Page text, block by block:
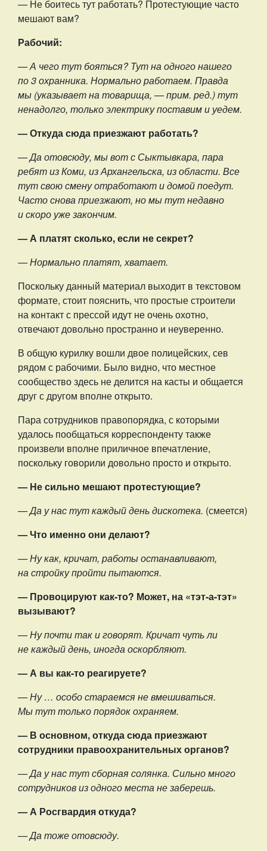
— Не боитесь тут работать? Протестующие часто
мешают вам?
Рабочий:
— А чего тут бояться? Тут на одного нашего
по 3 охранника. Нормально работаем. Правда
мы (указывает на товарища, — прим. ред.) тут
ненадолго, только электрику поставим и уедем.
— Откуда сюда приезжают работать?
— Да отовсюду, мы вот с Сыктывкара, пара
ребят из Коми, из Архангельска, из области. Все
тут свою смену отработают и домой поедут.
Часто снова приезжают, но мы тут недавно
и скоро уже закончим.
— А платят сколько, если не секрет?
— Нормально платят, хватает.
Поскольку данный материал выходит в текстовом
формате, стоит пояснить, что простые строители
на контакт с прессой идут не очень охотно,
отвечают довольно пространно и неуверенно.
В общую курилку вошли двое полицейских, сев
рядом с рабочими. Было видно, что местное
сообщество здесь не делится на касты и общается
друг с другом вполне открыто.
Пара сотрудников правопорядка, с которыми
удалось пообщаться корреспонденту также
произвели вполне приличное впечатление,
поскольку говорили довольно просто и открыто.
— Не сильно мешают протестующие?
— Да у нас тут каждый день дискотека. (смеется)
— Что именно они делают?
— Ну как, кричат, работы останавливают,
на стройку пройти пытаются.
— Провоцируют как-то? Может, на «тэт-а-тэт»
вызывают?
— Ну почти так и говорят. Кричат чуть ли
не каждый день, иногда оскорбляют.
— А вы как-то реагируете?
— Ну … особо стараемся не вмешиваться.
Мы тут только порядок охраняем.
— В основном, откуда сюда приезжают
сотрудники правоохранительных органов?
— Да у нас тут сборная солянка. Сильно много
сотрудников из одного места не заберешь.
— А Росгвардия откуда?
— Да тоже отовсюду.